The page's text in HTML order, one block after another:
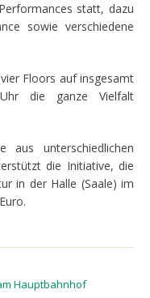
statt, dazu
sowie verschiedene
Floors auf insgesamt
die ganze Vielfalt
aus unterschiedlichen
die Initiative, die
in der Halle (Saale) im
Hauptbahnhof